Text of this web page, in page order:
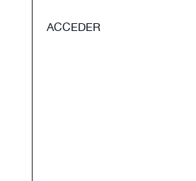
ACCEDER